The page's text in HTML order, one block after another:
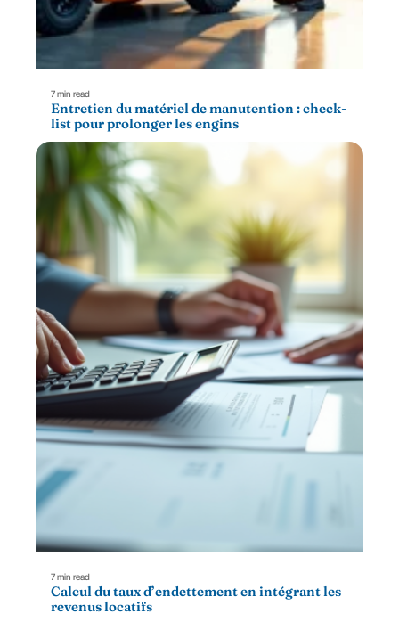
7 min read
Entretien du matériel de manutention : check-
list pour prolonger les engins
7 min read
Calcul du taux d’endettement en intégrant les
revenus locatifs